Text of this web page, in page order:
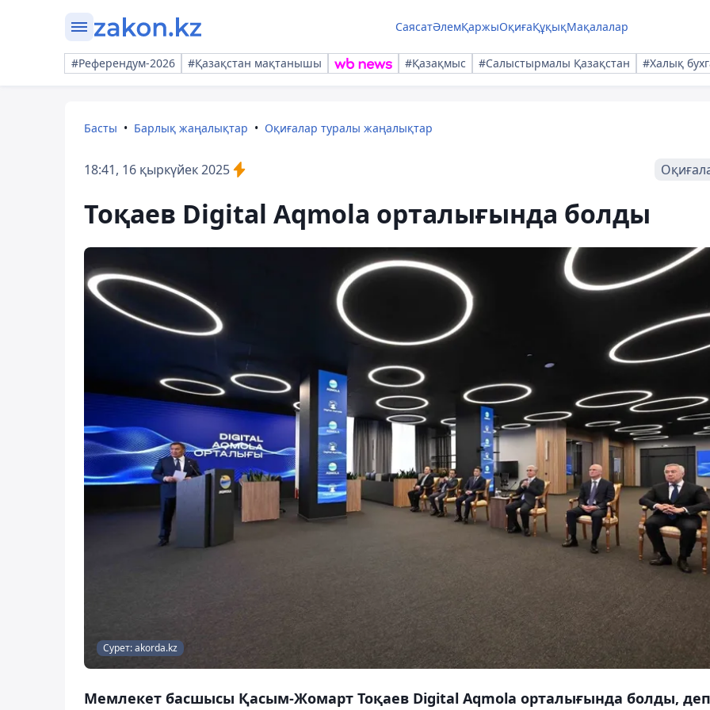
СаясатӘлемҚаржыОқиғаҚұқықМақалалар
#Референдум-2026 #Қазақстан мақтанышы #Қазақмыс #Салыстырмалы Қазақстан #Халық
Басты Барлық жаңалықтар Оқиғалар туралы жаңалықтар
18:41, 16 қыркүйек 2025
Тоқаев Digital Aqmola орталығында болды
Сурет: akorda.kz
Мемлекет басшысы Қасым-Жомарт Тоқаев Digital Aqmola орталығында болды, деп